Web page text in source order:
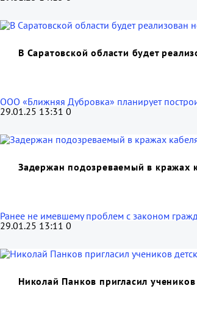
В Саратовской области будет
ООО «Ближняя Дубровка» планирует
29.01.25 13:31 0
Задержан подозреваемый в кражах
Ранее не имевшему проблем с законом
29.01.25 13:11 0
Николай Панков пригласил